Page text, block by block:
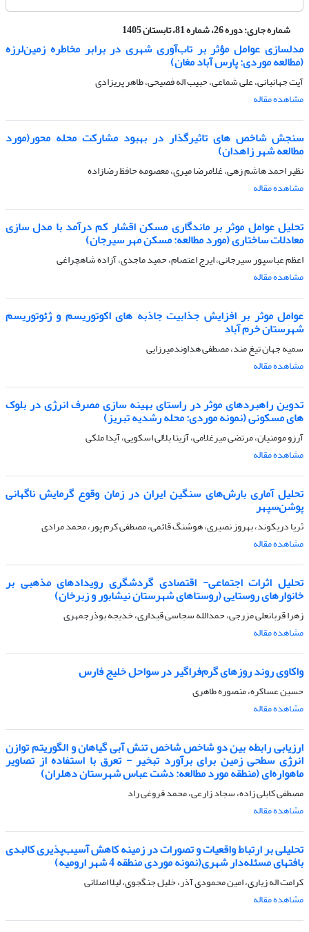
شماره جاری:دوره 26، شماره 81، تابستان 1405
مدلسازی عوامل مؤثر بر تاب‌آوری شهری در برابر مخاطره زمین‌لرزه
(مطالعه موردی: پارس آباد مغان)
آیت جهانبانی، علی شماعی، حبیب اله فصیحی، طاهر پریزادی
مشاهده مقاله
سنجش شاخص های تاثیرگذار در بهبود مشارکت محله محور(مورد
مطالعه شهر زاهدان)
نظیر احمد هاشم زهی، غلامرضا میری، معصومه حافظ رضازاده
مشاهده مقاله
تحلیل عوامل موثر بر ماندگاری مسکن اقشار کم درآمد با مدل سازی
معادلات ساختاری (مورد مطالعه: مسکن مهر سیرجان)
اعظم عباسپور سیرجانی، ایرج اعتصام، حمید ماجدی، آزاده شاهچراغی
مشاهده مقاله
عوامل موثر بر افزایش جذابیت جاذبه های اکوتوریسم و ژئوتوریسم
شهرستان خرم آباد
سمیه جهان تیغ مند، مصطفی هداوندمیرزایی
مشاهده مقاله
تدوین راهبردهای موثر در راستای بهینه سازی مصرف انرژی در بلوک
های مسکونی (نمونه موردی: محله رشدیه تبریز)
آرزو مومنیان، مرتضی میرغلامی، آزیتا بلالی اسکویی، آیدا ملکی
مشاهده مقاله
تحلیل آماری بارش‌های سنگین ایران در زمان وقوع گرمایش ناگهانی
پوشن‌سپهر
ثریا دریکوند، بهروز نصیری، هوشنگ قائمی، مصطفی کرم پور، محمد مرادی
مشاهده مقاله
تحلیل اثرات اجتماعی- اقتصادی گردشگری رویدادهای مذهبی بر
خانوارهای روستایی (روستاهای شهرستان نیشابور و زبرخان)
زهرا قربانعلی مزرجی، حمدالله سجاسی قیداری، خدیجه بوذرجمهری
مشاهده مقاله
واکاوی روند روزهای گرم‌فراگیر در سواحل خلیج فارس
حسین عساکره، منصوره طاهری
مشاهده مقاله
ارزیابی رابطه بین دو شاخص شاخص تنش آبی گیاهان و الگوریتم توازن
انرژی سطحی زمین برای برآورد تبخیر - تعرق با استفاده از تصاویر
ماهواره‌ای (منطقه مورد مطالعه: دشت عباس شهرستان دهلران)
مصطفی کابلی زاده، سجاد زارعی، محمد فروغی راد
مشاهده مقاله
تحلیلی بر ارتباط واقعیات و تصورات در زمینه کاهش آسیب‌پذیری کالبدی
بافتهای مسئله‌دار شهری(نمونه موردی منطقه 4 شهر ارومیه)
کرامت اله زیاری، امین محمودی آذر، خلیل جنگجوی، لیلا اصلانی
مشاهده مقاله